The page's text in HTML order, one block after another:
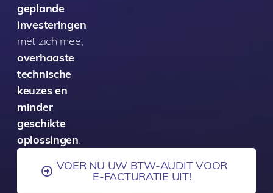
geplande
investeringen
met zich mee,
overhaaste
technische
keuzes en
minder
geschikte
oplossingen.
VOER NU UW BTW-AUDIT VOOR
E-FACTURATIE UIT!